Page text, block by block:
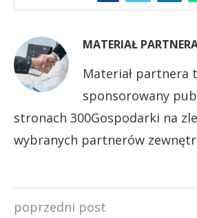
MATERIAŁ
Materiał partnera
sponsorowany
stronach 300Gospodarki na
wybranych partnerów
poprzedni post